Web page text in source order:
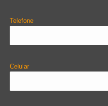
Telefone
Celular